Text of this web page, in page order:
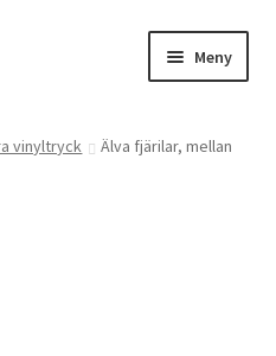
Meny
vinyltryck Älva fjärilar, mellan